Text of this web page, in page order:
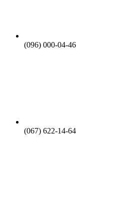
(096) 000-04-46
(067) 622-14-64